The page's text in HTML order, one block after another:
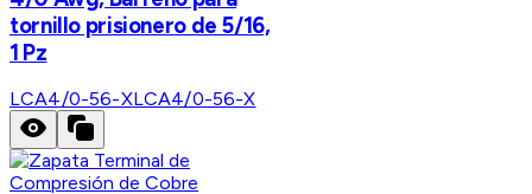
tornillo prisionero de 5/16,
1 Pz
LCA4/0-56-XLCA4/0-56-X